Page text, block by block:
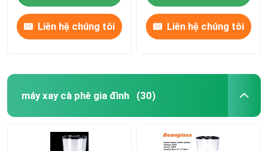
Liên hệ chúng tôi Liên hệ chúng tôi
máy xay cà phê gia đình (30)